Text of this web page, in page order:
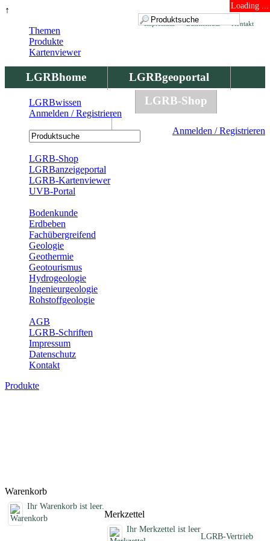
↑ Loading ...
Kontakt
Datenschutz
Impressum
LGRBhome
LGRBgeoportal
LGRBbohrungen
LGRB-Shop
Anmelden / Registrieren
Themen
Produkte
Kartenviewer
LGRBwissen
Anmelden / Registrieren
LGRB-Shop
LGRBanzeigeportal
LGRB-Kartenviewer
UVB-Portal
Bodenkunde
Erdbeben
Fachübergreifend
Geologie
Geothermie
Geotourismus
Hydrogeologie
Ingenieurgeologie
Rohstoffgeologie
AGB
LGRB-Schriften
Impressum
Datenschutz
Kontakt
Produkte
Warenkorb
Ihr Warenkorb ist leer.
Merkzettel
Ihr Merkzettel ist leer
LGRB-Vertrieb